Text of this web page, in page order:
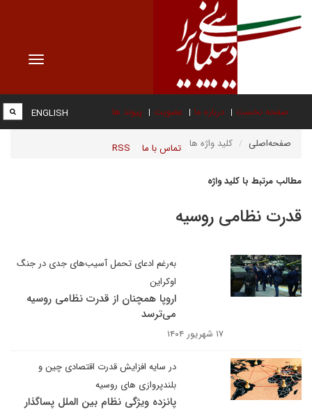
Toggle
صفحه نخست درباره ما عضویت پیوند ها
تماس با ما RSS
ENGLISH
صفحه‌اصلی کلید واژه ها
مطالب مرتبط با کلید واژه
قدرت نظامی روسیه
به‌رغم ادعای تحمل آسیب‌های جدی در جنگ
اوکراین
اروپا همچنان از قدرت نظامی روسیه
می‌ترسد
۱۷ شهریور ۱۴۰۴
در سایه افزایش قدرت اقتصادی چین و
بلندپروازی های روسیه
پانزده ویژگی نظام بین الملل پساگذار